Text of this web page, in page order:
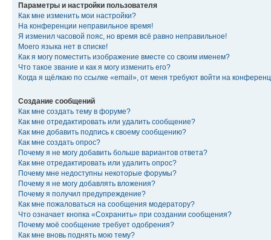
Параметры и настройки пользователя
Как мне изменить мои настройки?
На конференции неправильное время!
Я изменил часовой пояс, но время всё равно неправильное!
Моего языка нет в списке!
Как я могу поместить изображение вместе со своим именем?
Что такое звание и как я могу изменить его?
Когда я щёлкаю по ссылке «email», от меня требуют войти на
Создание сообщений
Как мне создать тему в форуме?
Как мне отредактировать или удалить сообщение?
Как мне добавить подпись к своему сообщению?
Как мне создать опрос?
Почему я не могу добавить больше вариантов ответа?
Как мне отредактировать или удалить опрос?
Почему мне недоступны некоторые форумы?
Почему я не могу добавлять вложения?
Почему я получил предупреждение?
Как мне пожаловаться на сообщения модератору?
Что означает кнопка «Сохранить» при создании сообщения?
Почему моё сообщение требует одобрения?
Как мне вновь поднять мою тему?